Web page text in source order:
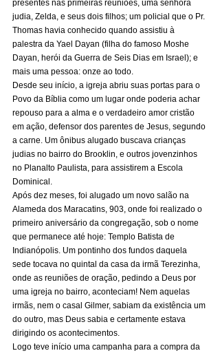
presentes nas primeiras reuniões, uma senhora
judia, Zelda, e seus dois filhos; um policial que o Pr.
Thomas havia conhecido quando assistiu à
palestra da Yael Dayan (filha do famoso Moshe
Dayan, herói da Guerra de Seis Dias em Israel); e
mais uma pessoa: onze ao todo.
Desde seu início, a igreja abriu suas portas para o
Povo da Bíblia como um lugar onde poderia achar
repouso para a alma e o verdadeiro amor cristão
em ação, defensor dos parentes de Jesus, segundo
a carne. Um ônibus alugado buscava crianças
judias no bairro do Brooklin, e outros jovenzinhos
no Planalto Paulista, para assistirem a Escola
Dominical.
Após dez meses, foi alugado um novo salão na
Alameda dos Maracatins, 903, onde foi realizado o
primeiro aniversário da congregação, sob o nome
que permanece até hoje: Templo Batista de
Indianópolis. Um pontinho dos fundos daquela
sede tocava no quintal da casa da irmã Terezinha,
onde as reuniões de oração, pedindo a Deus por
uma igreja no bairro, aconteciam! Nem aquelas
irmãs, nem o casal Gilmer, sabiam da existência um
do outro, mas Deus sabia e certamente estava
dirigindo os acontecimentos.
Logo teve início uma campanha para a compra da